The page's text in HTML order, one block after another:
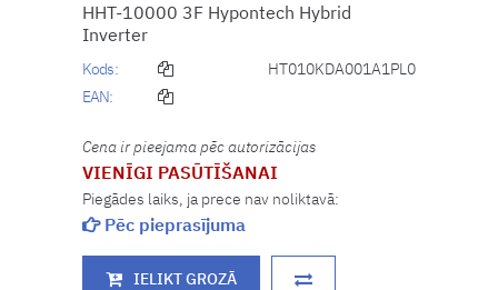
HHT-10000 3F Hypontech Hybrid
Inverter
Kods:
HT010KDA001A1PL0
EAN:
Cena ir pieejama pēc autorizācijas
VIENĪGI PASŪTĪŠANAI
Piegādes laiks, ja prece nav noliktavā:
Pēc pieprasījuma
IELIKT GROZĀ